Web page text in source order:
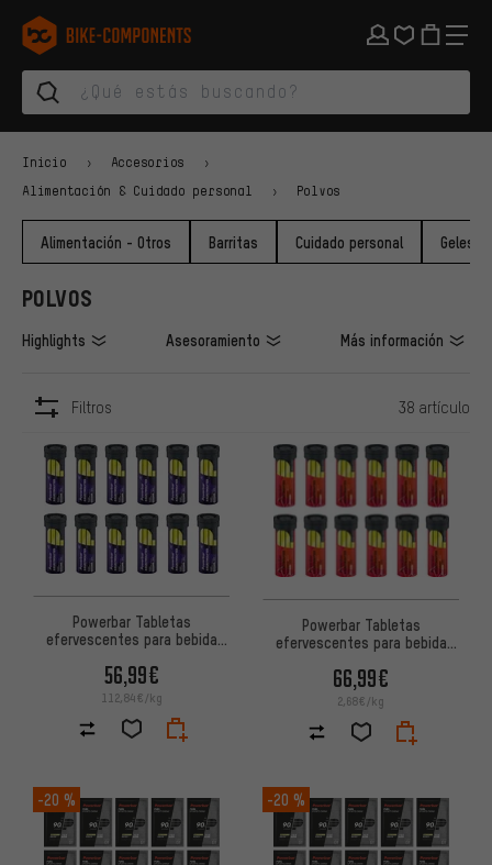
Saltar a la navegación principal
Saltar a la navegación de categorías
Saltar al contenido
Saltar a marcas y al boletín
Saltar al pie de página
bike-components.de Página de inicio
Inicio Accesorios
Alimentación & Cuidado personal Polvos
Alimentación - Otros Barritas Cuidado personal Geles
POLVOS
Highlights Asesoramiento Más información
Filtros 38 artículo
ARTÍCULOS
Powerbar Tabletas
efervescentes para bebida
tubos
56,99€
112,84€/kg
Powerbar Tabletas
efervescentes para bebida
tubos
66,99€
2,68€/kg
-20 % -20 %